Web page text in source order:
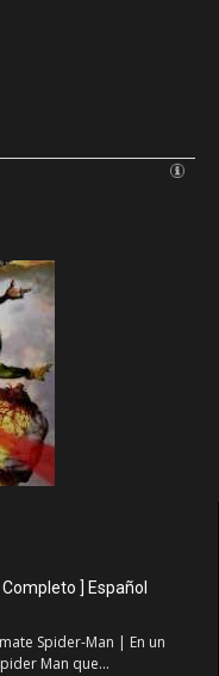
] Español
Spider-Man | En un
Man que...